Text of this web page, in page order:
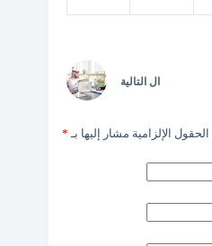
ال التالية
الحقول الإلزامية مشار إليها بـ *